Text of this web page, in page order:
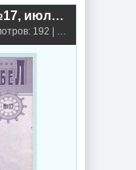
МОДЕЛИСТ-КОРАБЕЛ №17, июль-сентябрь 2002
192 | Книги, альбомы,